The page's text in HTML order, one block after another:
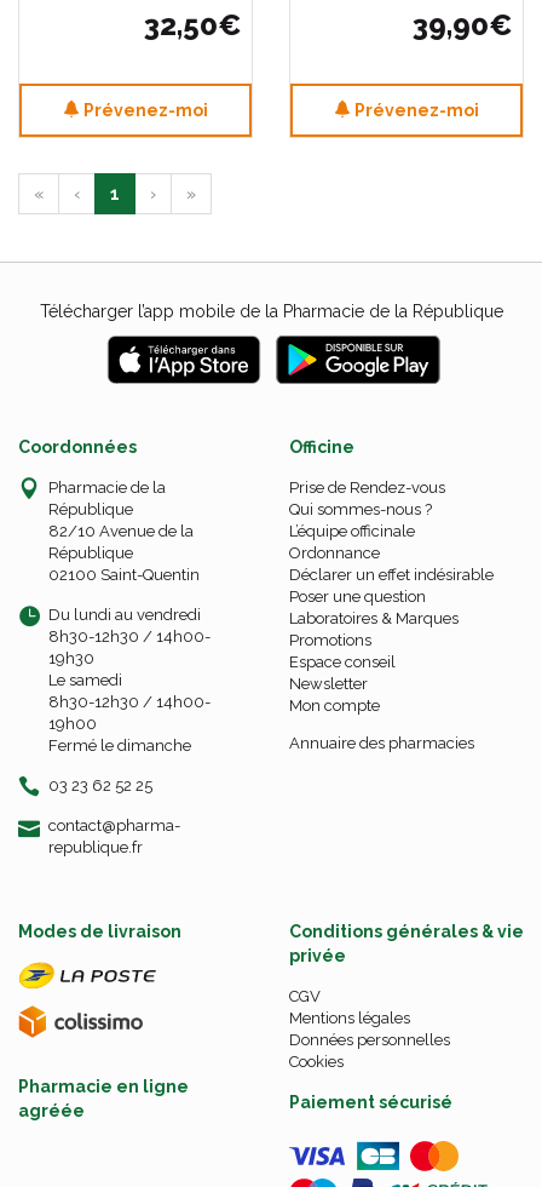
32,50€
Prévenez-moi
39,90€
Prévenez-moi
« ‹ 1 › »
Télécharger l’app mobile de la Pharmacie de la République
Coordonnées
Pharmacie de la
République
82/10 Avenue de la
République
02100 Saint-Quentin
Du lundi au vendredi
8h30-12h30 / 14h00-
19h30
Le samedi
8h30-12h30 / 14h00-
19h00
Fermé le dimanche
03 23 62 52 25
contact-
@-
pharma-
republique.fr
Officine
Prise de Rendez-vous
Qui sommes-nous ?
L’équipe officinale
Ordonnance
Déclarer un effet indésirable
Poser une question
Laboratoires & Marques
Promotions
Espace conseil
Newsletter
Mon compte
Annuaire des pharmacies
Modes de livraison
Pharmacie en ligne
agréée
Conditions générales & vie
privée
CGV
Mentions légales
Données personnelles
Cookies
Paiement sécurisé